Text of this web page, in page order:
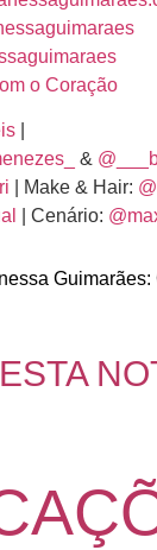
o Coração
&
| Make & Hair:
| Cenário: